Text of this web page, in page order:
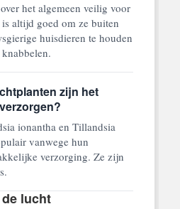
het algemeen veilig voor
altijd goed om ze buiten
huisdieren te houden
zijn het
ionantha en Tillandsia
vanwege hun
verzorging. Ze zijn
lucht